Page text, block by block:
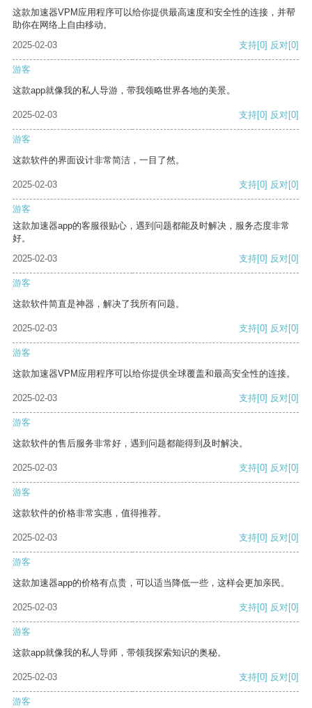
这款加速器VPM应用程序可以给你提供最高速度和安全性的连接，并帮
助你在网络上自由移动。
2025-02-03
支持[0] 反对[0]
游客
这款app就像我的私人导游，带我领略世界各地的美景。
2025-02-03 支持[0] 反对[0]
游客
这款软件的界面设计非常简洁，一目了然。
2025-02-03 支持[0] 反对[0]
游客
这款加速器app的客服很贴心，遇到问题都能及时解决，服务态度非常
好。
2025-02-03
支持[0] 反对[0]
游客
这款软件简直是神器，解决了我所有问题。
2025-02-03 支持[0] 反对[0]
游客
这款加速器VPM应用程序可以给你提供全球覆盖和最高安全性的连接。
2025-02-03 支持[0] 反对[0]
游客
这款软件的售后服务非常好，遇到问题都能得到及时解决。
2025-02-03 支持[0] 反对[0]
游客
这款软件的价格非常实惠，值得推荐。
2025-02-03 支持[0] 反对[0]
游客
这款加速器app的价格有点贵，可以适当降低一些，这样会更加亲民。
2025-02-03 支持[0] 反对[0]
游客
这款app就像我的私人导师，带领我探索知识的奥秘。
2025-02-03 支持[0] 反对[0]
游客